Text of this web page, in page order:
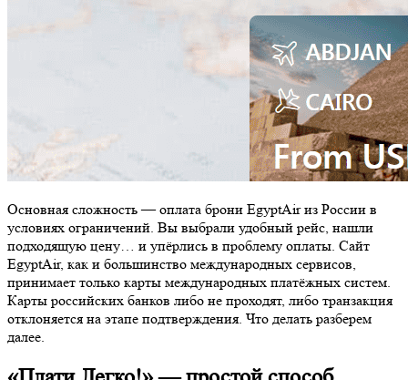
Основная сложность — оплата брони EgyptAir из России в
условиях ограничений. Вы выбрали удобный рейс, нашли
подходящую цену… и упёрлись в проблему оплаты. Сайт
EgyptAir, как и большинство международных сервисов,
принимает только карты международных платёжных систем.
Карты российских банков либо не проходят, либо транзакция
отклоняется на этапе подтверждения. Что делать разберем
далее.